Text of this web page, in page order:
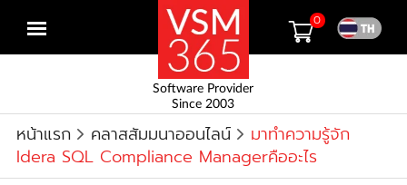
Open
Software Provider
Since 2003
0
หน้าแรก คลาสสัมมนาออนไลน์
มาทำความรู้จัก
Idera SQL Compliance Managerคืออะไร